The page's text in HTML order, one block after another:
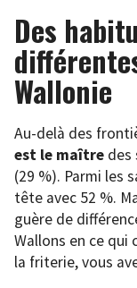
Des
Wallonie
Au-delà des
est le maître des
(29 %). Parmi les
tête avec 52 %.
guère de
Wallons en ce qui
la friterie, vous